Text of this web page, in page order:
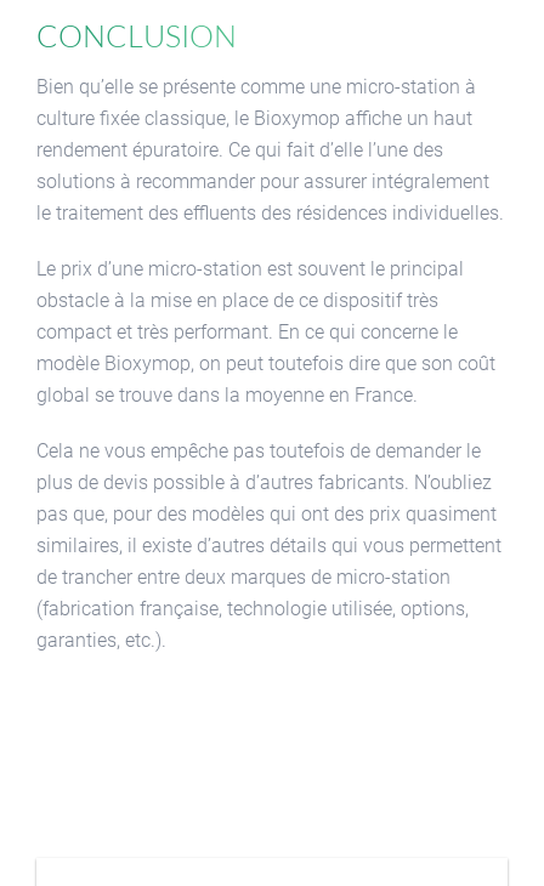
Conclusion
Bien qu’elle se présente comme une micro-station à
culture fixée classique, le Bioxymop affiche un haut
rendement épuratoire. Ce qui fait d’elle l’une des
solutions à recommander pour assurer intégralement
le traitement des effluents des résidences individuelles.
Le prix d’une micro-station est souvent le principal
obstacle à la mise en place de ce dispositif très
compact et très performant. En ce qui concerne le
modèle Bioxymop, on peut toutefois dire que son coût
global se trouve dans la moyenne en France.
Cela ne vous empêche pas toutefois de demander le
plus de devis possible à d’autres fabricants. N’oubliez
pas que, pour des modèles qui ont des prix quasiment
similaires, il existe d’autres détails qui vous permettent
de trancher entre deux marques de micro-station
(fabrication française, technologie utilisée, options,
garanties, etc.).